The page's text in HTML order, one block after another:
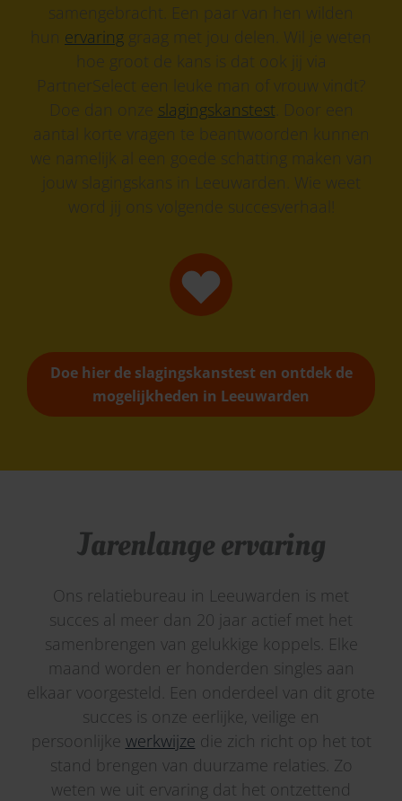
samengebracht. Een paar van hen wilden
hun ervaring graag met jou delen. Wil je weten
hoe groot de kans is dat ook jij via
PartnerSelect een leuke man of vrouw vindt?
Doe dan onze slagingskanstest . Door een
aantal korte vragen te beantwoorden kunnen
we namelijk al een goede schatting maken van
jouw slagingskans in Leeuwarden. Wie weet
word jij ons volgende succesverhaal!
Doe hier de slagingskanstest en ontdek de
mogelijkheden in Leeuwarden
Jarenlange ervaring
Ons relatiebureau in Leeuwarden is met
succes al meer dan 20 jaar actief met het
samenbrengen van gelukkige koppels. Elke
maand worden er honderden singles aan
elkaar voorgesteld. Een onderdeel van dit grote
succes is onze eerlijke, veilige en
persoonlijke werkwijze die zich richt op het tot
stand brengen van duurzame relaties. Zo
weten we uit ervaring dat het ontzettend